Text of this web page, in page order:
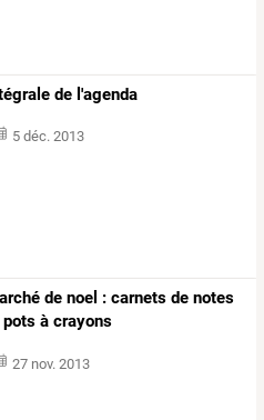
de l'agenda
5 déc. 2013
de noel : carnets de notes
pots à crayons
27 nov. 2013